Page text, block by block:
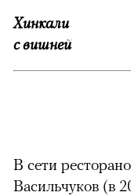
Хинкали
с вишней
В сети
Васильчуков (в